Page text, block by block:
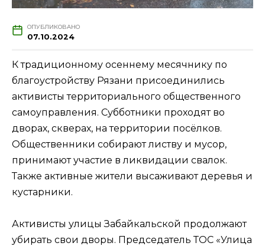
ОПУБЛИКОВАНО
07.10.2024
К традиционному осеннему месячнику по
благоустройству Рязани присоединились
активисты территориального общественного
самоуправления. Субботники проходят во
дворах, скверах, на территории посёлков.
Общественники собирают листву и мусор,
принимают участие в ликвидации свалок.
Также активные жители высаживают деревья и
кустарники.
Активисты улицы Забайкальской продолжают
убирать свои дворы. Председатель ТОС «Улица